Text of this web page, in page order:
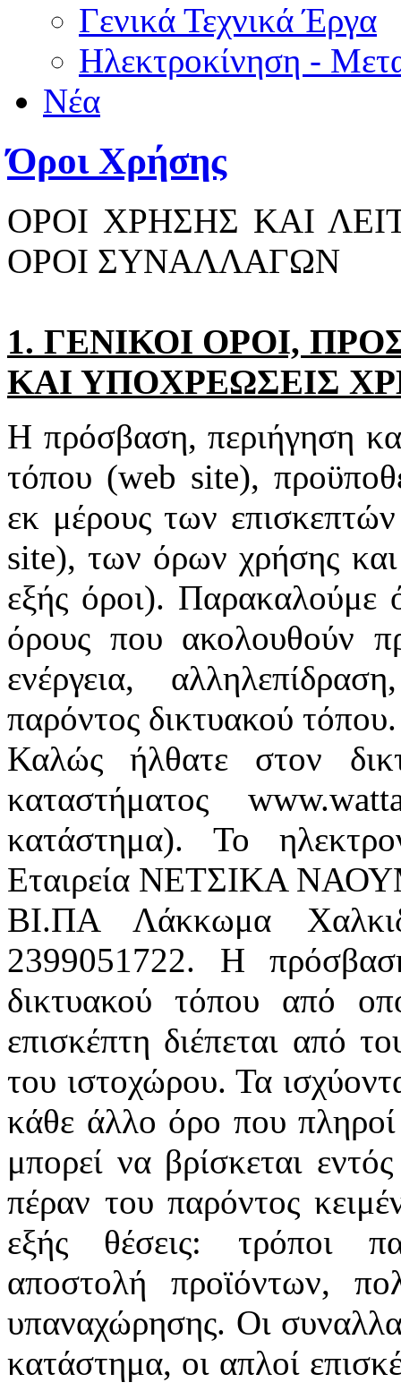
Γενικά Τεχνικά Έργα
Ηλεκτροκίνηση -
Νέα
Όροι Χρήσης
ΟΡΟΙ ΧΡΗΣΗΣ ΚΑΙ
ΟΡΟΙ ΣΥΝΑΛΛΑΓΩΝ
1. ΓΕΝΙΚΟΙ ΟΡΟΙ,
ΚΑΙ ΥΠΟΧΡΕΩΣΕΙΣ
Η πρόσβαση, περιήγηση
τόπου (web site),
εκ μέρους των
site), των όρων χρήσης και
εξής όροι). Παρακαλούμε
όρους που ακολουθούν
ενέργεια,
παρόντος δικτυακού τόπου.
Καλώς ήλθατε στον
καταστήματος
κατάστημα). Το
Εταιρεία ΝΕΤΣΙΚΑ
ΒΙ.ΠΑ Λάκκωμα
2399051722. Η
δικτυακού τόπου από
επισκέπτη διέπεται από
του ιστοχώρου. Τα
κάθε άλλο όρο που πληροί
μπορεί να βρίσκεται
πέραν του παρόντος
εξής θέσεις: τρόποι
αποστολή προϊόντων,
υπαναχώρησης. Οι
κατάστημα, οι απλοί